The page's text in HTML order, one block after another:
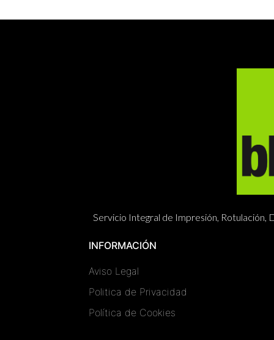
Servicio Integral de Impresión, Rotulación,
INFORMACIÓN
Aviso Legal
Politica de Privacidad
Política de Cookies